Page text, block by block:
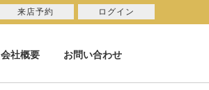
会社概要 お問い合わせ
来店予約 ログイン